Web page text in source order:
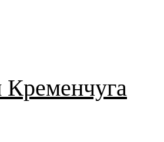
Кременчуга